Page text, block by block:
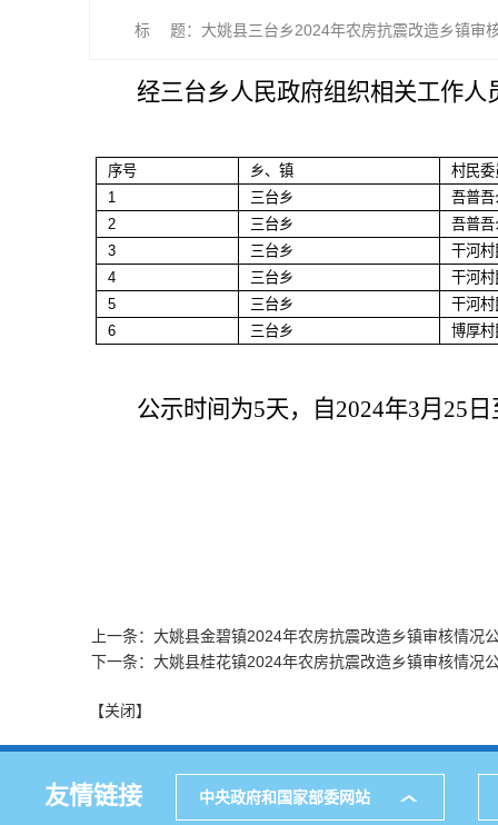
标 题：大姚县三台乡2024年农房抗震改造乡镇审
经三台乡人民政府组织相关工作人
序号 乡、镇
村民
1
三台乡
吾普
2
三台乡
吾普
3
三台乡
干河
4
三台乡
干河
5
三台乡
干河
6
三台乡 博厚
公示时间为5天，自2024年3月 25
上一条：大姚县金碧镇2024年农房抗震改造乡镇审核情况
下一条：大姚县桂花镇2024年农房抗震改造乡镇审核情况
【关闭】
友情链接 中央政府和国家部委网站